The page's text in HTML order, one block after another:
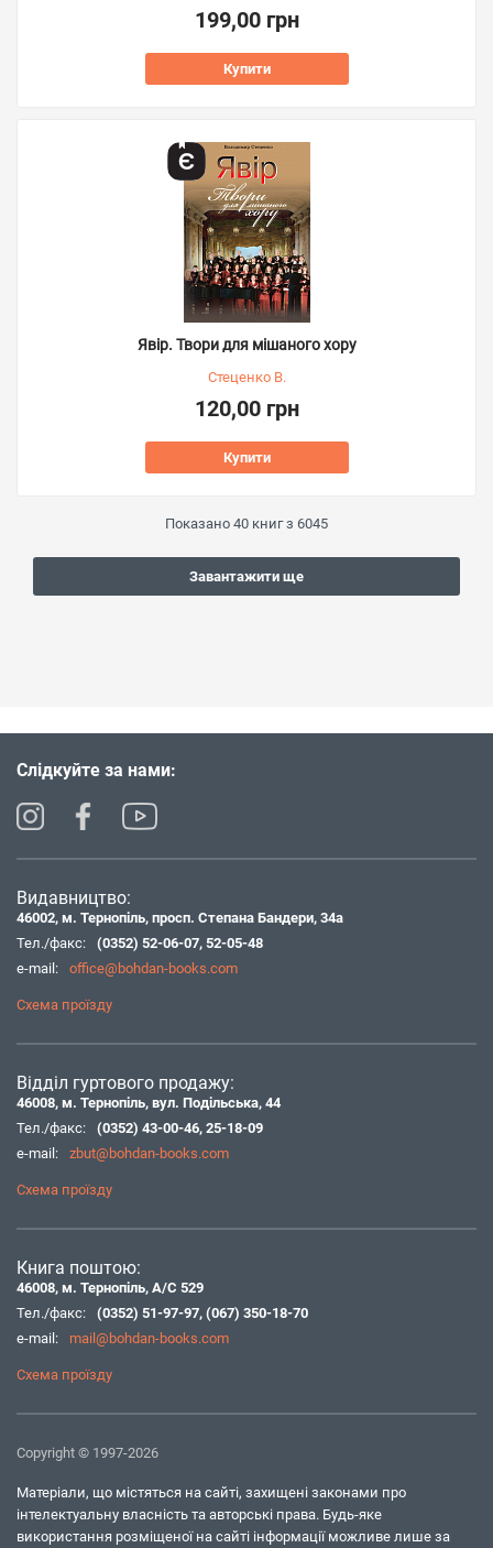
199,00 грн
Купити
Явір. Твори для мішаного хору
Стеценко В.
120,00 грн
Купити
Показано 40 книг з 6045
Завантажити ще
Слідкуйте за нами:
Видавництво:
46002, м. Тернопіль, просп. Степана Бандери, 34а
Тел./факс:
(0352) 52-06-07, 52-05-48
e-mail:
office@bohdan-books.com
Схема проїзду
Відділ гуртового продажу:
46008, м. Тернопіль, вул. Подільська, 44
Тел./факс:
(0352) 43-00-46, 25-18-09
e-mail:
zbut@bohdan-books.com
Схема проїзду
Книга поштою:
46008, м. Тернопіль, А/С 529
Тел./факс:
(0352) 51-97-97, (067) 350-18-70
e-mail:
mail@bohdan-books.com
Схема проїзду
Copyright © 1997-2026
Матеріали, що містяться на сайті, захищені законами про
інтелектуальну власність та авторські права. Будь-яке
використання розміщеної на сайті інформації можливе лише за